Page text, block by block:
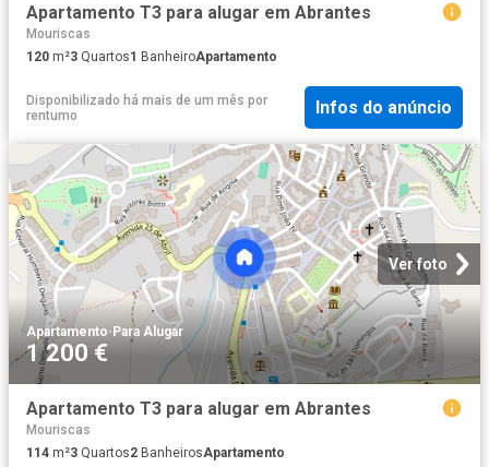
Apartamento T3 para alugar em Abrantes
Mouriscas
120 m²3 Quartos1 BanheiroApartamento
Disponibilizado há mais de um mês por
rentumo
Infos do anúncio
Ver foto
Apartamento· Para Alugar
1 200 €
Apartamento T3 para alugar em Abrantes
Mouriscas
114 m²3 Quartos2 BanheirosApartamento